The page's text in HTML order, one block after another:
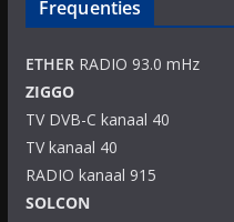
Frequenties
ETHERRADIO 93.0 mHz
ZIGGO
TV DVB-C kanaal 40
TV kanaal 40
RADIO kanaal 915
SOLCON